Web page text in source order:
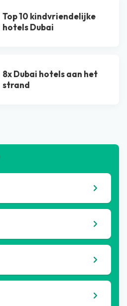
Top 10 kindvriendelijke
hotels Dubai
8x Dubai hotels aan het
strand